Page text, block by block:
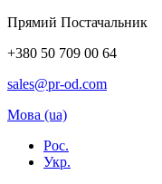
Прямий Постачальник
+380 50 709 00 64
sales@pr-od.com
Мова (ua)
Рос.
Укр.